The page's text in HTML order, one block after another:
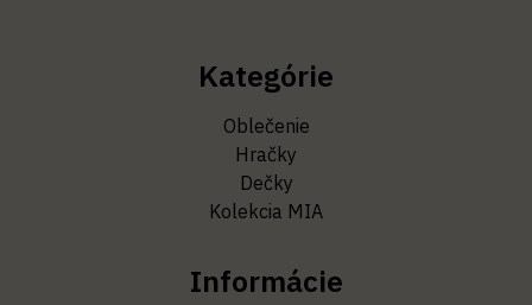
Kategórie
Oblečenie
Hračky
Dečky
Kolekcia MIA
Informácie